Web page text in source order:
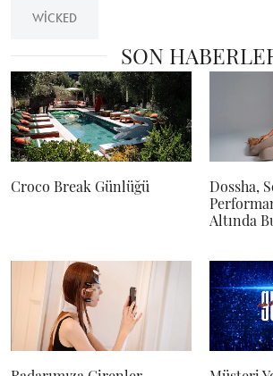
WICKED
SON
Croco Break Günlüğü
Dossha,
Altında